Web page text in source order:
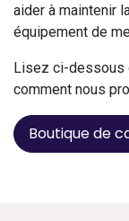
aider à maintenir
équipement de
Lisez ci-dessous
comment nous
Boutique de